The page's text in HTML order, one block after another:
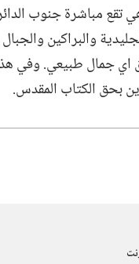
تقع مباشرة جنوب
والبراكين
جمال طبيعي.‏ وفي
بحق الكتاب المقدس.‏